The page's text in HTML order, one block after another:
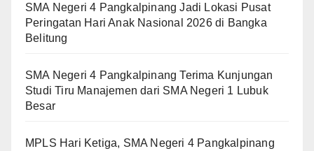
SMA Negeri 4 Pangkalpinang Jadi Lokasi Pusat
Peringatan Hari Anak Nasional 2026 di Bangka
Belitung
SMA Negeri 4 Pangkalpinang Terima Kunjungan
Studi Tiru Manajemen dari SMA Negeri 1 Lubuk
Besar
MPLS Hari Ketiga, SMA Negeri 4 Pangkalpinang